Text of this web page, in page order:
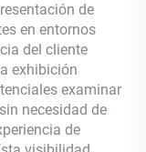
de
en entornos
del cliente
exhibición
examinar
necesidad de
de